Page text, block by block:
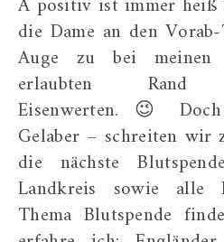
die Dame an den
Auge zu bei
erlaubten Rand
Eisenwerten. 😉
Gelaber – schreiten
die nächste
Landkreis sowie alle
Thema Blutspende